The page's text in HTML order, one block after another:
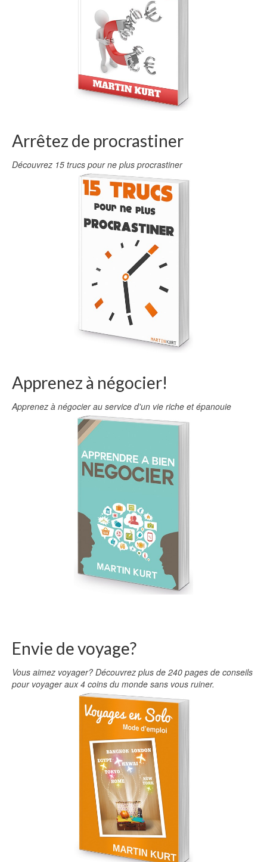
Arrêtez de procrastiner
Découvrez 15 trucs pour ne plus procrastiner
Apprenez à négocier!
Apprenez à négocier au service d'un vie riche et épanouie
Envie de voyage?
Vous aimez voyager? Découvrez plus de 240 pages de conseils
pour voyager aux 4 coins du monde sans vous ruiner.